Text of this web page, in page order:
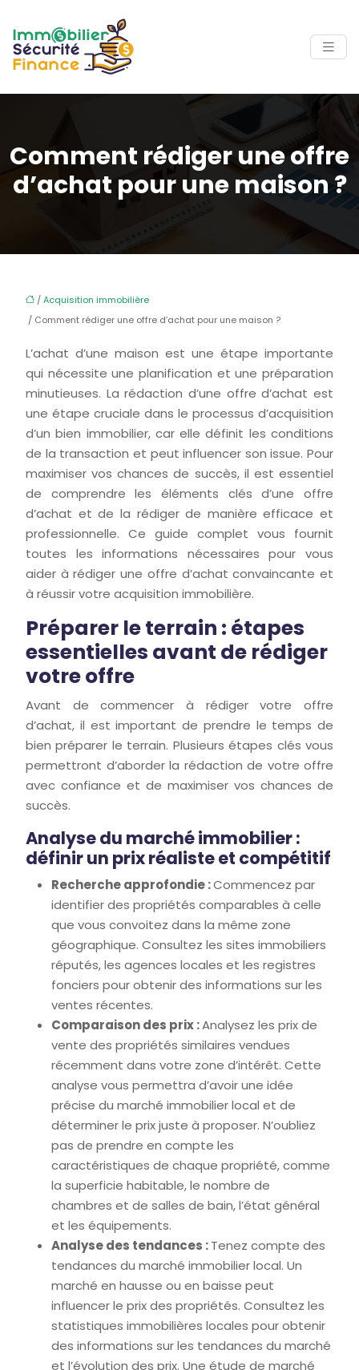
Comment rédiger une offre
d’achat pour une maison ?
/Acquisition immobilière
/ Comment rédiger une offre d’achat pour une maison ?
L’achat d’une maison est une étape importante
qui nécessite une planification et une préparation
minutieuses. La rédaction d’une offre d’achat est
une étape cruciale dans le processus d’acquisition
d’un bien immobilier, car elle définit les conditions
de la transaction et peut influencer son issue. Pour
maximiser vos chances de succès, il est essentiel
de comprendre les éléments clés d’une offre
d’achat et de la rédiger de manière efficace et
professionnelle. Ce guide complet vous fournit
toutes les informations nécessaires pour vous
aider à rédiger une offre d’achat convaincante et
à réussir votre acquisition immobilière.
Préparer le terrain : étapes
essentielles avant de rédiger
votre offre
Avant de commencer à rédiger votre offre
d’achat, il est important de prendre le temps de
bien préparer le terrain. Plusieurs étapes clés vous
permettront d’aborder la rédaction de votre offre
avec confiance et de maximiser vos chances de
succès.
Analyse du marché immobilier :
définir un prix réaliste et compétitif
Recherche approfondie :Commencez par
identifier des propriétés comparables à celle
que vous convoitez dans la même zone
géographique. Consultez les sites immobiliers
réputés, les agences locales et les registres
fonciers pour obtenir des informations sur les
ventes récentes.
Comparaison des prix :Analysez les prix de
vente des propriétés similaires vendues
récemment dans votre zone d’intérêt. Cette
analyse vous permettra d’avoir une idée
précise du marché immobilier local et de
déterminer le prix juste à proposer. N’oubliez
pas de prendre en compte les
caractéristiques de chaque propriété, comme
la superficie habitable, le nombre de
chambres et de salles de bain, l’état général
et les équipements.
Analyse des tendances :Tenez compte des
tendances du marché immobilier local. Un
marché en hausse ou en baisse peut
influencer le prix des propriétés. Consultez les
statistiques immobilières locales pour obtenir
des informations sur les tendances du marché
et l’évolution des prix. Une étude de marché